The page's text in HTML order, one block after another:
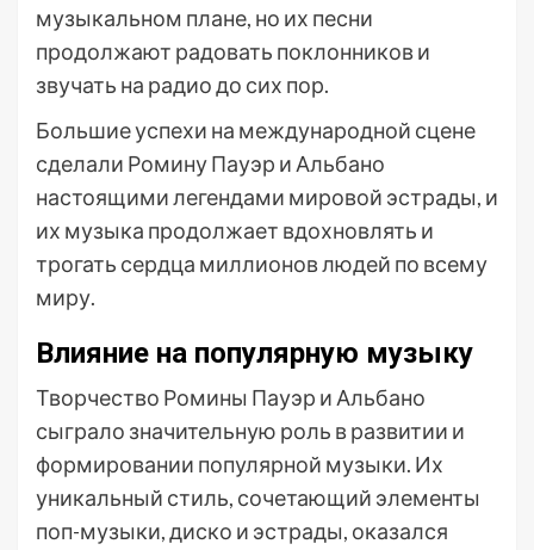
музыкальном плане, но их песни
продолжают радовать поклонников и
звучать на радио до сих пор.
Большие успехи на международной сцене
сделали Ромину Пауэр и Альбано
настоящими легендами мировой эстрады, и
их музыка продолжает вдохновлять и
трогать сердца миллионов людей по всему
миру.
Влияние на популярную музыку
Творчество Ромины Пауэр и Альбано
сыграло значительную роль в развитии и
формировании популярной музыки. Их
уникальный стиль, сочетающий элементы
поп-музыки, диско и эстрады, оказался